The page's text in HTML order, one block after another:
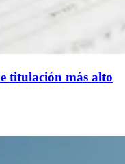
titulación más alto